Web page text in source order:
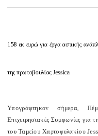
158 εκ ευρώ για έργα αστικής
της πρωτοβουλίας Jessica
Υπογράφτηκαν σήμερα,
Επιχειρησιακές Συμφωνίες για
του Ταμείου Χαρτοφυλακίου